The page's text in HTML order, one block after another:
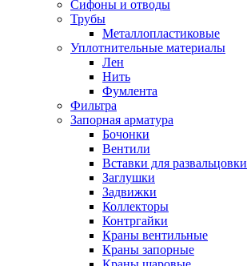
Сифоны и отводы
Трубы
Металлопластиковые
Уплотнительные материалы
Лен
Нить
Фумлента
Фильтра
Запорная арматура
Бочонки
Вентили
Вставки для развальцовки
Заглушки
Задвижки
Коллекторы
Контргайки
Краны вентильные
Краны запорные